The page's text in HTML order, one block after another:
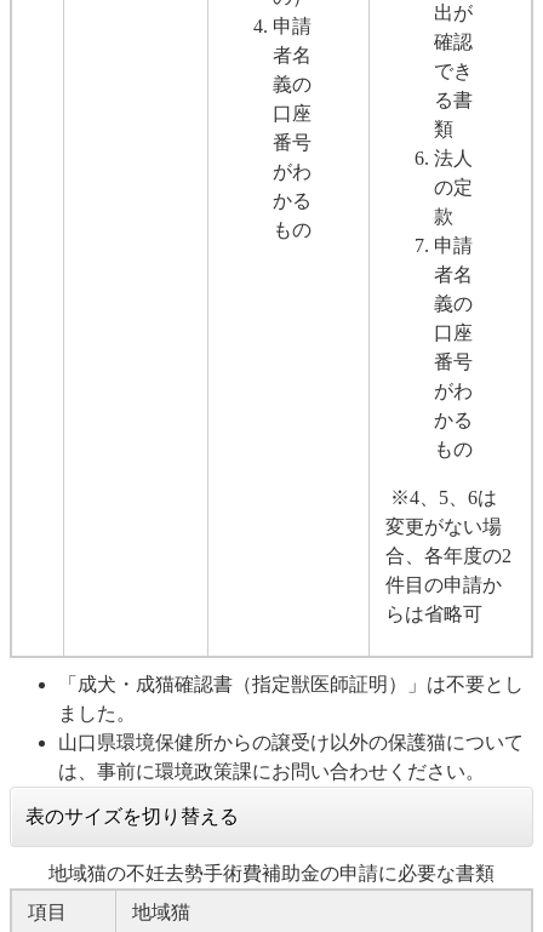
申請
者名
義の
口座
番号
がわ
かる
もの
出が
確認
でき
る書
類
法人
の定
款
申請
者名
義の
口座
番号
がわ
かる
もの
※4、5、6は
変更がない場
合、各年度の2
件目の申請か
らは省略可
「成犬・成猫確認書（指定獣医師証明）」は不要とし
ました。
山口県環境保健所からの譲受け以外の保護猫について
は、事前に環境政策課にお問い合わせください。
表のサイズを切り替える
地域猫の不妊去勢手術費補助金の申請に必要な書類
項目
地域猫